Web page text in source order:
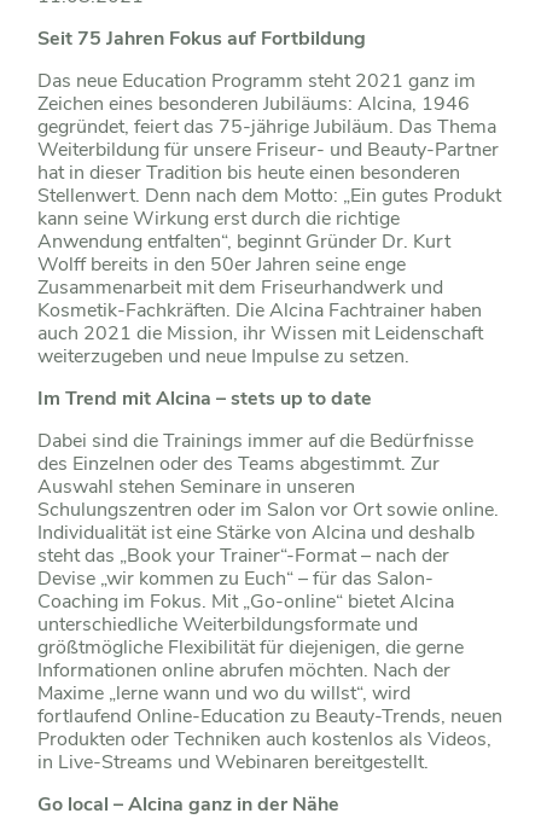
Seit 75 Jahren Fokus auf Fortbildung
Das neue Education Programm steht 2021 ganz im
Zeichen eines besonderen Jubiläums: Alcina, 1946
gegründet, feiert das 75-jährige Jubiläum. Das Thema
Weiterbildung für unsere Friseur- und Beauty-Partner
hat in dieser Tradition bis heute einen besonderen
Stellenwert. Denn nach dem Motto: „Ein gutes Produkt
kann seine Wirkung erst durch die richtige
Anwendung entfalten“, beginnt Gründer Dr. Kurt
Wolff bereits in den 50er Jahren seine enge
Zusammenarbeit mit dem Friseurhandwerk und
Kosmetik-Fachkräften. Die Alcina Fachtrainer haben
auch 2021 die Mission, ihr Wissen mit Leidenschaft
weiterzugeben und neue Impulse zu setzen.
Im Trend mit Alcina – stets up to date
Dabei sind die Trainings immer auf die Bedürfnisse
des Einzelnen oder des Teams abgestimmt. Zur
Auswahl stehen Seminare in unseren
Schulungszentren oder im Salon vor Ort sowie online.
Individualität ist eine Stärke von Alcina und deshalb
steht das „Book your Trainer“-Format – nach der
Devise „wir kommen zu Euch“ – für das Salon-
Coaching im Fokus. Mit „Go-online“ bietet Alcina
unterschiedliche Weiterbildungsformate und
größtmögliche Flexibilität für diejenigen, die gerne
Informationen online abrufen möchten. Nach der
Maxime „lerne wann und wo du willst“, wird
fortlaufend Online-Education zu Beauty-Trends, neuen
Produkten oder Techniken auch kostenlos als Videos,
in Live-Streams und Webinaren bereitgestellt.
Go local – Alcina ganz in der Nähe